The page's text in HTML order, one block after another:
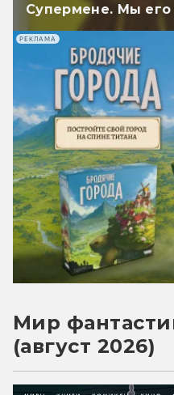
Супермене. Мы его
РЕКЛАМА
Мир
(август 2026)